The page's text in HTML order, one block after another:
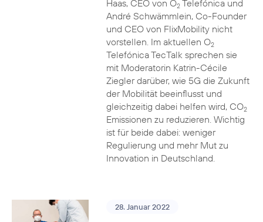
Haas, CEO von O2Telefónica und
André Schwämmlein, Co-Founder
und CEO von FlixMobility nicht
vorstellen. Im aktuellen O2
Telefónica TecTalk sprechen sie
mit Moderatorin Katrin-Cécile
Ziegler darüber, wie 5G die Zukunft
der Mobilität beeinflusst und
gleichzeitig dabei helfen wird, CO2
Emissionen zu reduzieren. Wichtig
ist für beide dabei: weniger
Regulierung und mehr Mut zu
Innovation in Deutschland.
28. Januar 2022